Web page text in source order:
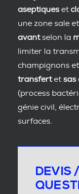
aseptiques et
une zone sale
avantselon la
limiter la
champignons
transfertet sas
(process
génie civil,
surfaces.
DEVIS